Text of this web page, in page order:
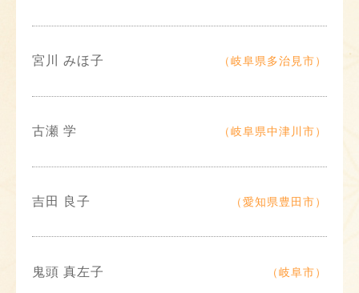
宮川 みほ子 （岐阜県多治見市）
古瀬 学 （岐阜県中津川市）
吉田 良子 （愛知県豊田市）
鬼頭 真左子 （岐阜市）